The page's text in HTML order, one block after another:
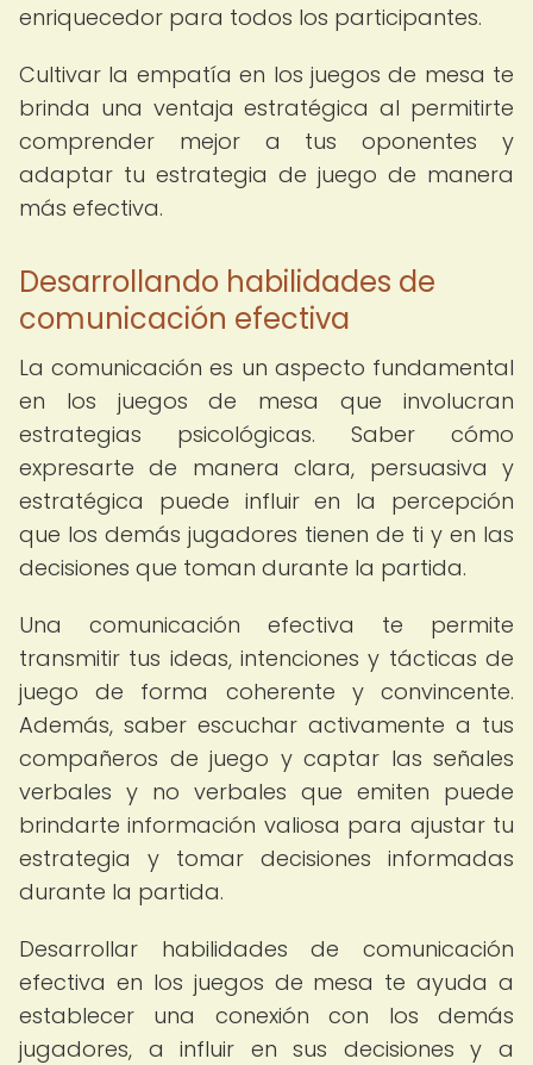
enriquecedor para todos los participantes.
Cultivar la empatía en los juegos de mesa te
brinda una ventaja estratégica al permitirte
comprender mejor a tus oponentes y
adaptar tu estrategia de juego de manera
más efectiva.
Desarrollando habilidades de
comunicación efectiva
La comunicación es un aspecto fundamental
en los juegos de mesa que involucran
estrategias psicológicas. Saber cómo
expresarte de manera clara, persuasiva y
estratégica puede influir en la percepción
que los demás jugadores tienen de ti y en las
decisiones que toman durante la partida.
Una comunicación efectiva te permite
transmitir tus ideas, intenciones y tácticas de
juego de forma coherente y convincente.
Además, saber escuchar activamente a tus
compañeros de juego y captar las señales
verbales y no verbales que emiten puede
brindarte información valiosa para ajustar tu
estrategia y tomar decisiones informadas
durante la partida.
Desarrollar habilidades de comunicación
efectiva en los juegos de mesa te ayuda a
establecer una conexión con los demás
jugadores, a influir en sus decisiones y a